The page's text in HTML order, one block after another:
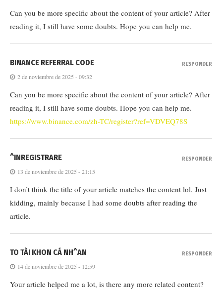
Can you be more specific about the content of your article? After
reading it, I still have some doubts. Hope you can help me.
BINANCE REFERRAL CODE
2 de noviembre de 2025 - 09:32
Can you be more specific about the content of your article? After
reading it, I still have some doubts. Hope you can help me.
https://www.binance.com/zh-TC/register?ref=VDVEQ78S
RESPONDER
^INREGISTRARE
13 de noviembre de 2025 - 21:15
I don’t think the title of your article matches the content lol. Just
kidding, mainly because I had some doubts after reading the
article.
RESPONDER
TO TÀI KHON CÁ NH^AN
14 de noviembre de 2025 - 12:59
Your article helped me a lot, is there any more related content?
RESPONDER